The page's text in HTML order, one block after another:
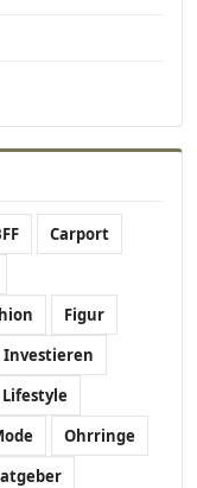
Carport
Figur
Investieren
Lifestyle
Ohrringe